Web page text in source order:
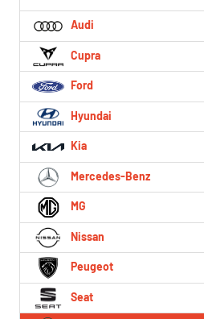
Audi
Cupra
Ford
Hyundai
Kia
Mercedes-Benz
MG
Nissan
Peugeot
Seat